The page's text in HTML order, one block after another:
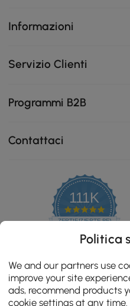
Informazioni
Servizio Clienti
Programmi B2B
Contattaci
111K
4.8
star
ZERTIFIZIERTE
Politica
We and our partners use
improve your site
ads, recommend products
cookie settings at any time.